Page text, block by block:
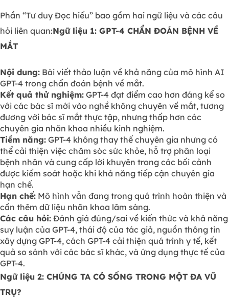
Phần “Tư duy Đọc hiểu” bao gồm hai ngữ liệu và các câu
hỏi liên quan:Ngữ liệu 1: GPT-4 CHẨN ĐOÁN BỆNH VỀ
MẮT
Nội dung: Bài viết thảo luận về khả năng của mô hình AI
GPT-4 trong chẩn đoán bệnh về mắt.
Kết quả thử nghiệm: GPT-4 đạt điểm cao hơn đáng kể so
với các bác sĩ mới vào nghề không chuyên về mắt, tương
đương với bác sĩ mắt thực tập, nhưng thấp hơn các
chuyên gia nhãn khoa nhiều kinh nghiệm.
Tiềm năng: GPT-4 không thay thế chuyên gia nhưng có
thể cải thiện việc chăm sóc sức khỏe, hỗ trợ phân loại
bệnh nhân và cung cấp lời khuyên trong các bối cảnh
được kiểm soát hoặc khi khả năng tiếp cận chuyên gia
hạn chế.
Hạn chế: Mô hình vẫn đang trong quá trình hoàn thiện và
cần thêm dữ liệu nhãn khoa lâm sàng.
Các câu hỏi: Đánh giá đúng/sai về kiến thức và khả năng
suy luận của GPT-4, thái độ của tác giả, nguồn thông tin
xây dựng GPT-4, cách GPT-4 cải thiện quá trình y tế, kết
quả so sánh với các bác sĩ khác, và ứng dụng thực tế của
GPT-4.
Ngữ liệu 2: CHÚNG TA CÓ SỐNG TRONG MỘT ĐA VŨ
TRỤ?